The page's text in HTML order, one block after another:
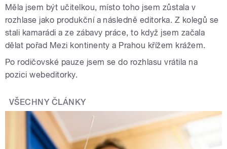
Měla jsem být učitelkou, místo toho jsem zůstala v
rozhlase jako produkční a následně editorka. Z kolegů se
stali kamarádi a ze zábavy práce, to když jsem začala
dělat pořad Mezi kontinenty a Prahou křížem krážem.
Po rodičovské pauze jsem se do rozhlasu vrátila na
pozici webeditorky.
VŠECHNY ČLÁNKY